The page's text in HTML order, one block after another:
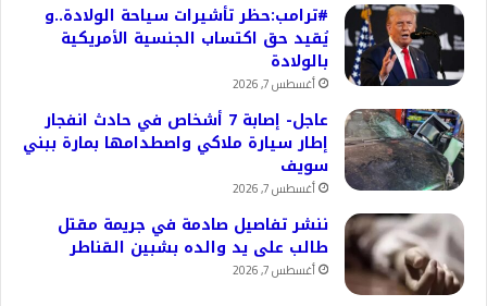
#ترامب:حظر تأشيرات سياحة الولادة..و
يُقيد حق اكتساب الجنسية الأمريكية
بالولادة
أغسطس 7, 2026
عاجل- إصابة 7 أشخاص في حادث انفجار
إطار سيارة ملاكي واصطدامها بمارة ببني
سويف
أغسطس 7, 2026
ننشر تفاصيل صادمة في جريمة مقتل
طالب على يد والده بشبين القناطر
أغسطس 7, 2026